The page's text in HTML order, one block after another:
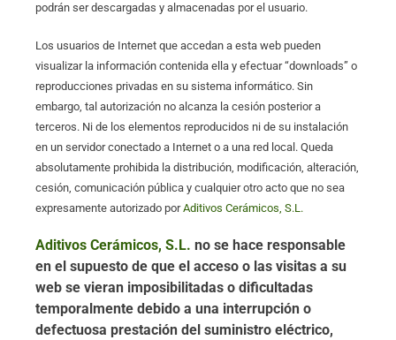
podrán ser descargadas y almacenadas por el usuario.
Los usuarios de Internet que accedan a esta web pueden
visualizar la información contenida ella y efectuar “downloads” o
reproducciones privadas en su sistema informático. Sin
embargo, tal autorización no alcanza la cesión posterior a
terceros. Ni de los elementos reproducidos ni de su instalación
en un servidor conectado a Internet o a una red local. Queda
absolutamente prohibida la distribución, modificación, alteración,
cesión, comunicación pública y cualquier otro acto que no sea
expresamente autorizado porAditivos Cerámicos, S.L.
Aditivos Cerámicos, S.L. no se hace responsable
en el supuesto de que el acceso o las visitas a su
web se vieran imposibilitadas o dificultadas
temporalmente debido a una interrupción o
defectuosa prestación del suministro eléctrico,